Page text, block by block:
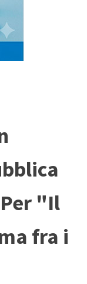
"Il
fra i